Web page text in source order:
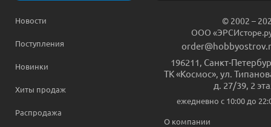
Новости
Поступления
Новинки
Хиты продаж
Распродажа
© 2002 –
ООО
196211 Санкт-
ТК «Космос», ул.
д. 27/39, 2
ежедневно c 10:00 до
О компании